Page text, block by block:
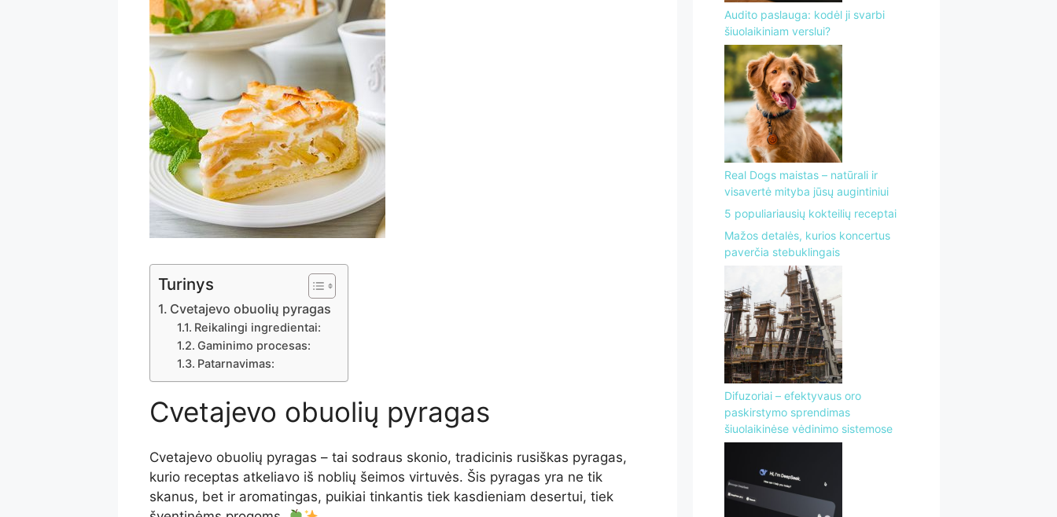
Turinys
Cvetajevo obuolių pyragas
Reikalingi ingredientai:
Gaminimo procesas:
Patarnavimas:
Cvetajevo obuolių pyragas
Cvetajevo obuolių pyragas – tai sodraus skonio, tradicinis rusiškas pyragas,
kurio receptas atkeliavo iš noblių šeimos virtuvės. Šis pyragas yra ne tik
skanus, bet ir aromatingas, puikiai tinkantis tiek kasdieniam desertui, tiek
Audito paslauga: kodėl ji svarbi
šiuolaikiniam verslui?
Real Dogs maistas – natūrali ir
visavertė mityba jūsų augintiniui
5 populiariausių kokteilių receptai
Mažos detalės, kurios koncertus
paverčia stebuklingais
Difuzoriai – efektyvaus oro
paskirstymo sprendimas
šiuolaikinėse vėdinimo sistemose